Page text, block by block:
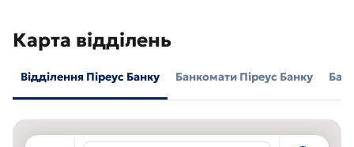
Карта відділень
Відділення Піреус Банку Банкомати Піреус Банку